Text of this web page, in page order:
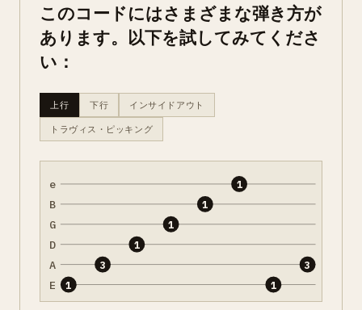
このコードにはさまざまな弾き方が
あります。以下を試してみてくださ
い：
上行 下行 インサイドアウト
トラヴィス・ピッキング
e
B
G
D
A
E 1
3
1
1
1
1
1
3